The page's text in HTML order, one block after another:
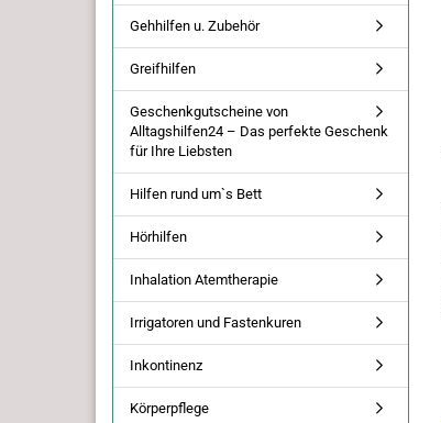
Gehhilfen u. Zubehör
Greifhilfen
Geschenkgutscheine von
Alltagshilfen24 – Das perfekte Geschenk
für Ihre Liebsten
Hilfen rund um`s Bett
Hörhilfen
Inhalation Atemtherapie
Irrigatoren und Fastenkuren
Inkontinenz
Körperpflege